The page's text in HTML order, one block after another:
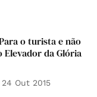
o turista e não
Elevador da Glória
24 Out 2015